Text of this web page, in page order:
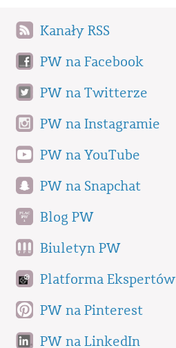
Kanały RSS
PW na Facebook
PW na Twitterze
PW na Instagramie
PW na YouTube
PW na Snapchat
Blog PW
Biuletyn PW
Platforma Ekspertów
PW na Pinterest
PW na LinkedIn